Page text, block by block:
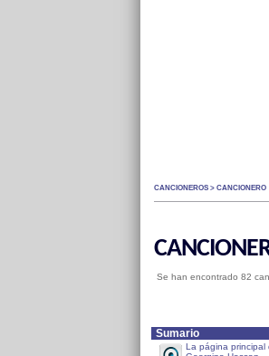
CANCIONEROS > CANCIONERO
Se han encontrado 82
Sumario
La página principal